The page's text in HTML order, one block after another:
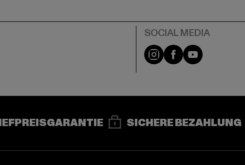
Instagram
FacebookYouTube
SICHERE BEZAHLUNG